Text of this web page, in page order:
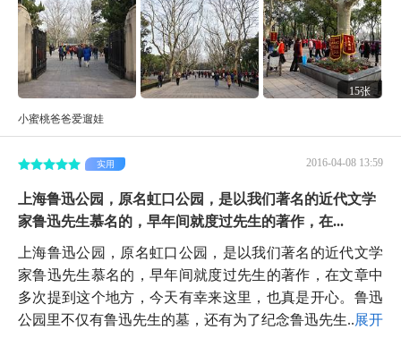
15张
小蜜桃爸爸爱遛娃
2016-04-08 13:59
实用
上海鲁迅公园，原名虹口公园，是以我们著名的近代文学
家鲁迅先生慕名的，早年间就度过先生的著作，在...
上海鲁迅公园，原名虹口公园，是以我们著名的近代文学
家鲁迅先生慕名的，早年间就度过先生的著作，在文章中
多次提到这个地方，今天有幸来这里，也真是开心。鲁迅
公园里不仅有鲁迅先生的墓，还有为了纪念鲁迅先生...展开